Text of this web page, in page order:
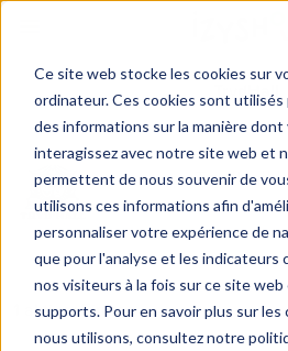
Ce site web stocke les cookies sur
ordinateur. Ces cookies sont
des informations sur la manière dont
interagissez avec notre site web et
permettent de nous souvenir de
utilisons ces informations afin
personnaliser votre expérience de
que pour l'analyse et les indicateurs
nos visiteurs à la fois sur ce site
supports. Pour en savoir plus sur les
nous utilisons, consultez notre
TrydHall
TrydHall
1 aktiver Eintrag